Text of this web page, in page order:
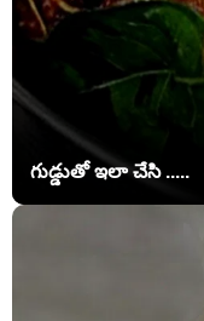
గుడ్డుతో ఇలా చేసి .....